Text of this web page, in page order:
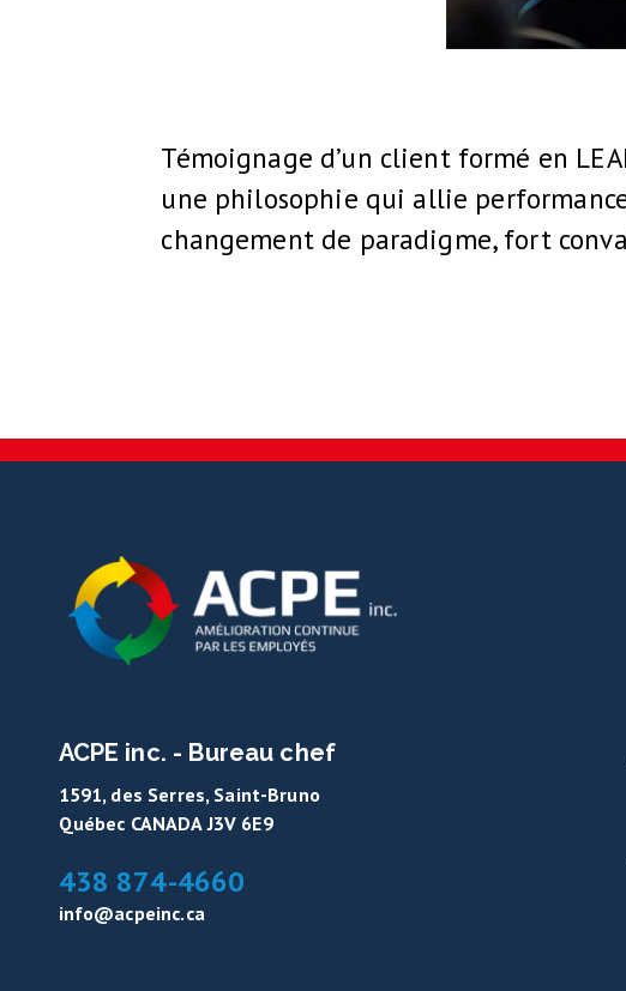
Témoignage d’un client formé en
une philosophie qui allie
changement de paradigme, fort
ACPE inc. - Bureau chef
1591, des Serres, Saint-Bruno
Québec CANADA J3V 6E9
438 874-4660
info@acpeinc.ca